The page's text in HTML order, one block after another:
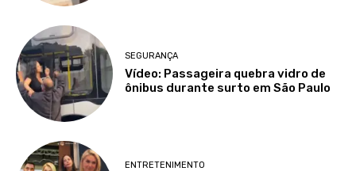
SEGURANÇA
Vídeo: Passageira quebra vidro de
ônibus durante surto em São Paulo
ENTRETENIMENTO